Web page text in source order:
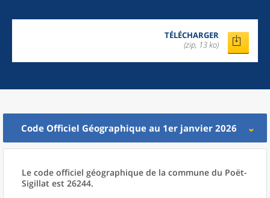
TÉLÉCHARGER
(zip, 13 ko)
Code Officiel Géographique au 1er janvier 2026
Le code officiel géographique de la commune du Poët-
Sigillat est 26244.